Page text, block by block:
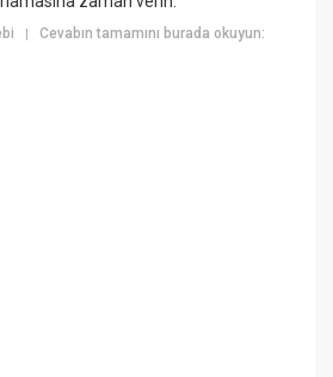
|Cevabın tamamını burada okuyun: